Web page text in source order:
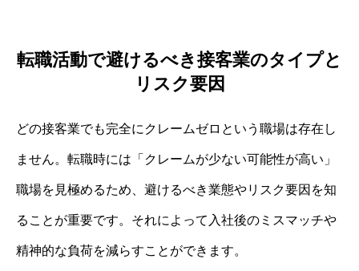
転職活動で避けるべき接客業のタイプと
リスク要因
どの接客業でも完全にクレームゼロという職場は存在し
ません。転職時には「クレームが少ない可能性が高い」
職場を見極めるため、避けるべき業態やリスク要因を知
ることが重要です。それによって入社後のミスマッチや
精神的な負荷を減らすことができます。